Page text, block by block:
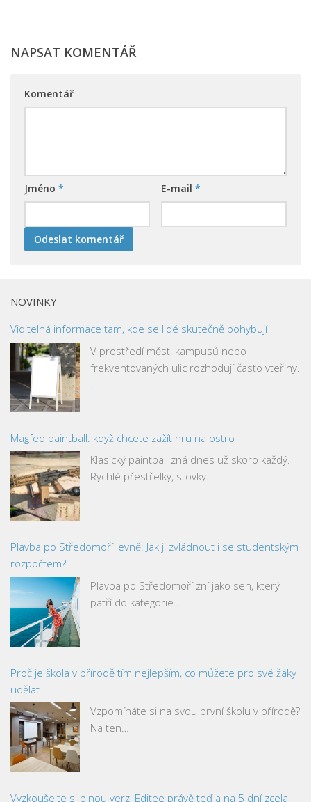
NAPSAT KOMENTÁŘ
Komentář
Jméno * E-mail *
NOVINKY
Viditelná informace tam, kde se lidé skutečně pohybují
V prostředí měst, kampusů nebo
frekventovaných ulic rozhodují často vteřiny.
Magfed paintball: když chcete zažít hru na ostro
Klasický paintball zná dnes už skoro každý.
Rychlé přestřelky, stovky…
Plavba po Středomoří levně: Jak ji zvládnout i se studentským
rozpočtem?
Plavba po Středomoří zní jako sen, který
patří do kategorie…
Proč je škola v přírodě tím nejlepším, co můžete pro své žáky
udělat
Vzpomínáte si na svou první školu v přírodě?
Na ten…
Vyzkoušejte si plnou verzi Editee právě teď a na 5 dní zcela